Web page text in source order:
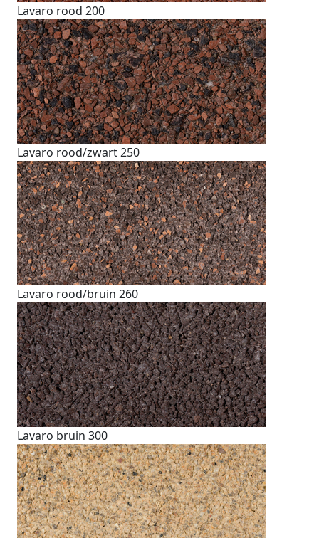
Lavaro rood 200
Lavaro rood/zwart 250
Lavaro rood/bruin 260
Lavaro bruin 300